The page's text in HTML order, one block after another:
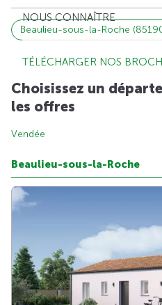
NOUS CONNAÎTRE
TÉLÉCHARGER NOS
Beaulieu-sous-la-Roche
Choisissez un
les offres
Vendée
Beaulieu-sous-la-Roche